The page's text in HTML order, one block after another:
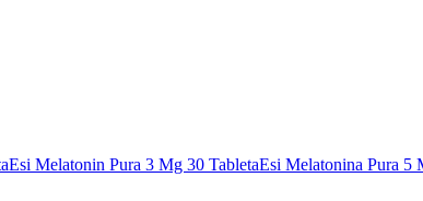
Esi Melatonin Pura 3 Mg 30 TabletaEsi Melatonina Pura 5